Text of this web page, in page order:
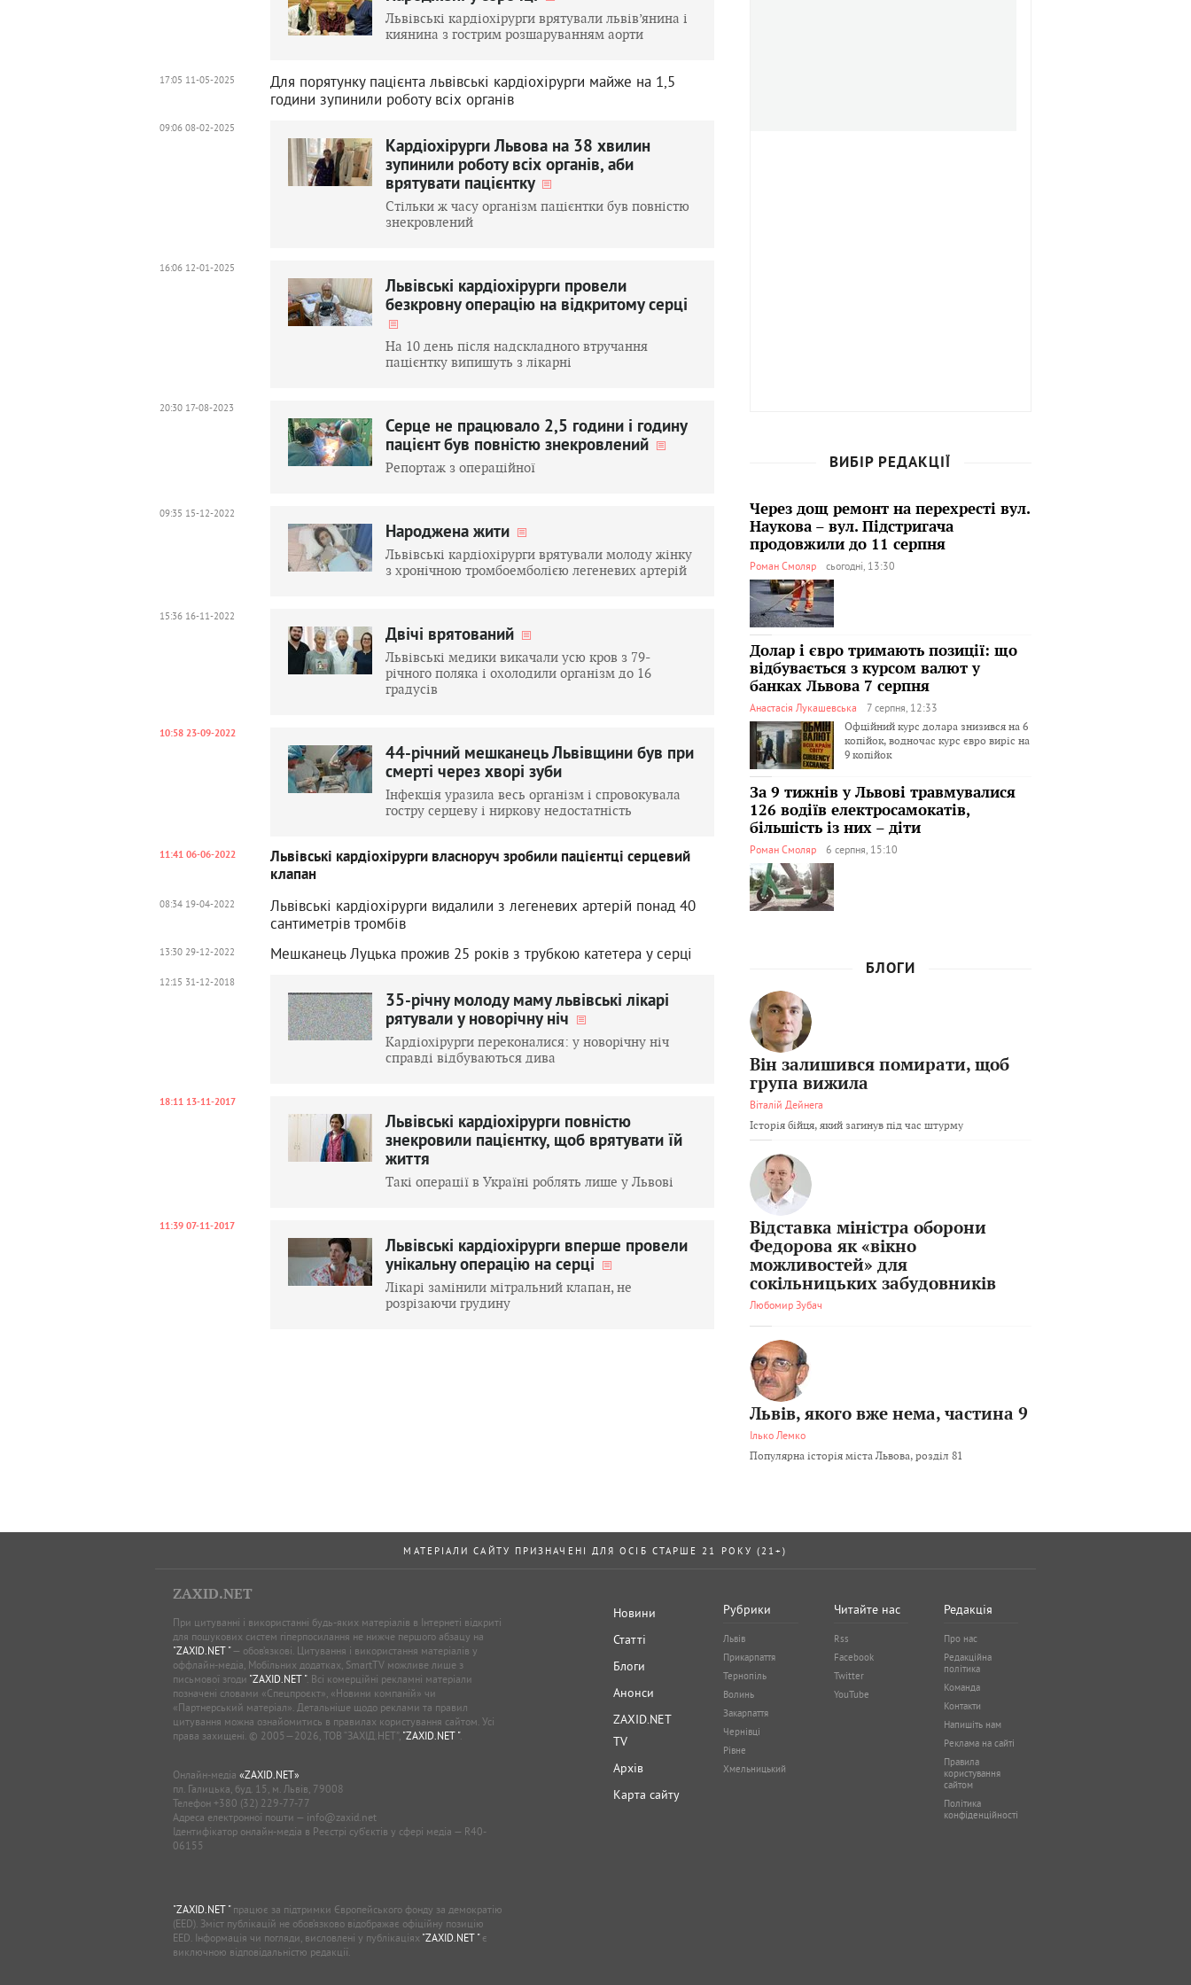
Львівські кардіохірурги врятували львів’янина і
киянина з гострим розшаруванням аорти
17:05 11-05-2025
Для порятунку пацієнта львівські кардіохірурги майже на 1,5
години зупинили роботу всіх органів
09:06 08-02-2025
Кардіохірурги Львова на 38 хвилин
зупинили роботу всіх органів, аби
врятувати пацієнтку
Стільки ж часу організм пацієнтки був повністю
знекровлений
16:06 12-01-2025
Львівські кардіохірурги провели
безкровну операцію на відкритому серці
На 10 день після надскладного втручання
пацієнтку випишуть з лікарні
20:30 17-08-2023
Серце не працювало 2,5 години і годину
пацієнт був повністю знекровлений
Репортаж з операційної
09:35 15-12-2022
Народжена жити
Львівські кардіохірурги врятували молоду жінку
з хронічною тромбоемболією легеневих артерій
15:36 16-11-2022
Двічі врятований
Львівські медики викачали усю кров з 79-
річного поляка і охолодили організм до 16
градусів
10:58 23-09-2022
44-річний мешканець Львівщини був при
смерті через хворі зуби
Інфекція уразила весь організм і спровокувала
гостру серцеву і ниркову недостатність
11:41 06-06-2022
Львівські кардіохірурги власноруч зробили пацієнтці серцевий
клапан
08:34 19-04-2022
Львівські кардіохірурги видалили з легеневих артерій понад 40
сантиметрів тромбів
13:30 29-12-2022 Мешканець Луцька прожив 25 років з трубкою катетера у серці
12:15 31-12-2018
35-річну молоду маму львівські лікарі
рятували у новорічну ніч
Кардіохірурги переконалися: у новорічну ніч
справді відбуваються дива
18:11 13-11-2017
Львівські кардіохірурги повністю
знекровили пацієнтку, щоб врятувати їй
життя
Такі операції в Україні роблять лише у Львові
11:39 07-11-2017
Львівські кардіохірурги вперше провели
унікальну операцію на серці
Лікарі замінили мітральний клапан, не
розрізаючи грудину
ВИБІР РЕДАКЦІЇ
Через дощ ремонт на перехресті вул.
Наукова – вул. Підстригача
продовжили до 11 серпня
Роман Смоляр сьогодні, 13:30
Долар і євро тримають позиції: що
відбувається з курсом валют у
банках Львова 7 серпня
Анастасія Лукашевська
7 серпня, 12:33
Офційний курс долара знизився на 6
копійок, водночас курс євро виріс на
9 копійок
За 9 тижнів у Львові травмувалися
126 водіїв електросамокатів,
більшість із них – діти
Роман Смоляр 6 серпня, 15:10
БЛОГИ
Він залишився помирати, щоб
група вижила
Віталій Дейнега
Історія бійця, який загинув під час штурму
Відставка міністра оборони
Федорова як «вікно
можливостей» для
сокільницьких забудовників
Любомир Зубач
Львів, якого вже нема, частина 9
Ілько Лемко
Популярна історія міста Львова, розділ 81
МАТЕРІАЛИ САЙТУ ПРИЗНАЧЕНІ ДЛЯ ОСІБ СТАРШЕ 21 РОКУ (21+)
ZAXID.NET
При цитуванні і використанні будь-яких матеріалів в Інтернеті відкриті
для пошукових систем гіперпосилання не нижче першого абзацу на
"ZAXID.NET "— обов’язкові. Цитування і використання матеріалів у
оффлайн-медіа, Мобільних додатках, SmartTV можливе лише з
письмової згоди "ZAXID.NET ". Всі комерційні рекламні матеріали
позначені словами «Спецпроєкт», «Новини компаній» чи
«Партнерський матеріал». Детальніше щодо реклами та правил
цитування можна ознайомитись в правилах користування сайтом. Усі
права захищені. © 2005—2026, ТОВ “ЗАХІД.НЕТ”, "ZAXID.NET ".
Онлайн-медіа «ZAXID.NET»
пл. Галицька, буд. 15, м. Львів, 79008
Телефон +380 (32) 229-77-77
Адреса електронної пошти — info@zaxid.net
Ідентифікатор онлайн-медіа в Реєстрі суб'єктів у сфері медіа — R40-
06155
"ZAXID.NET "працює за підтримки Європейського фонду за демократію
(EED). Зміст публікацій не обов’язково відображає офіційну позицію
EED. Інформація чи погляди, висловлені у публікаціях "ZAXID.NET "є
виключною відповідальністю редакції.
Новини
Статті
Блоги
Анонси
ZAXID.NET
TV
Архів
Карта сайту
Рубрики
Львів
Прикарпаття
Тернопіль
Волинь
Закарпаття
Чернівці
Рівне
Хмельницький
Читайте нас
Rss
Facebook
Twitter
YouTube
Редакція
Про нас
Редакційна
політика
Команда
Контакти
Напишіть нам
Реклама на сайті
Правила
користування
сайтом
Політика
конфіденційності